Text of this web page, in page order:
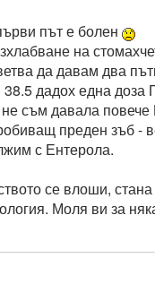
път е болен
на
да давам два
дадох една
съм давала
преден зъб
с Ентерола.
се влоши,
Моля ви за